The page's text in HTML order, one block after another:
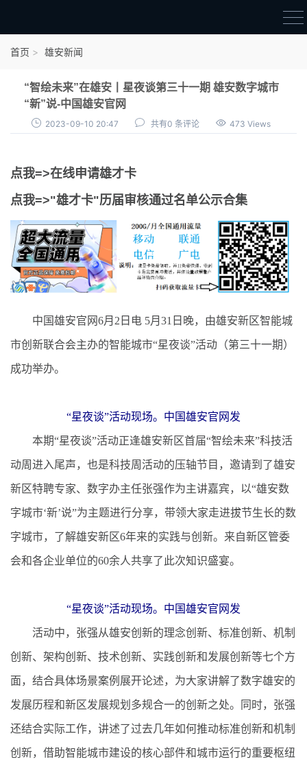
审核通过公示
首页 雄安新闻
“智绘未来”在雄安丨星夜谈第三十一期 雄安数字城市
“新”说-中国雄安官网
2023-09-10 20:47 共有0 条评论 473 Views
点我=>在线申请雄才卡
点我=>"雄才卡"历届审核通过名单公示合集
中国雄安官网6月2日电 5月31日晚，由雄安新区智能城
市创新联合会主办的智能城市“星夜谈”活动（第三十一期）
成功举办。
“星夜谈”活动现场。中国雄安官网发
本期“星夜谈”活动正逢雄安新区首届“智绘未来”科技活
动周进入尾声，也是科技周活动的压轴节目，邀请到了雄安
新区特聘专家、数字办主任张强作为主讲嘉宾，以“雄安数
字城市‘新’说”为主题进行分享，带领大家走进拔节生长的数
字城市，了解雄安新区6年来的实践与创新。来自新区管委
会和各企业单位的60余人共享了此次知识盛宴。
“星夜谈”活动现场。中国雄安官网发
活动中，张强从雄安创新的理念创新、标准创新、机制
创新、架构创新、技术创新、实践创新和发展创新等七个方
面，结合具体场景案例展开论述，为大家讲解了数字雄安的
发展历程和新区发展规划多规合一的创新之处。同时，张强
还结合实际工作，讲述了过去几年如何推动标准创新和机制
创新，借助智能城市建设的核心部件和城市运行的重要枢纽